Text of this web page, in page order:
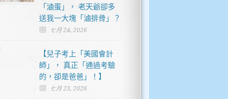
「滷蛋」， 老天爺卻多
送我一大塊「滷排骨」？
七月 24, 2026
【兒子考上「美國會計
師」， 真正「通過考驗
的，卻是爸爸」！】
七月 23, 2026